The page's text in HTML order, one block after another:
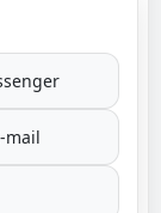
mail